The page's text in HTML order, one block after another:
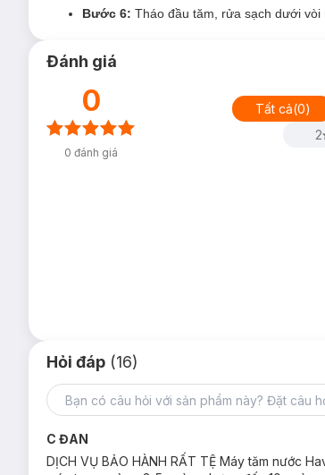
Bước 6: Tháo đầu tăm, rửa sạch dưới vòi
Đánh giá
0
0 đánh giá
Tất cả(0)
2
Hỏi đáp (16)
C ĐAN
DỊCH VỤ BẢO HÀNH RẤT TỆ Máy tăm nước